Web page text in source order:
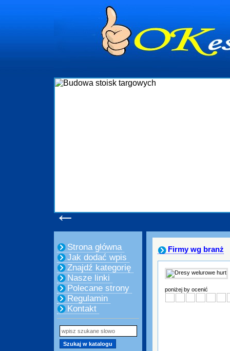
←
Strona główna
Jak dodać wpis
Znajdź kategorię
Nasze linki
Polecane strony
Regulamin
Kontakt
Firmy wg branż
poniżej by ocenić